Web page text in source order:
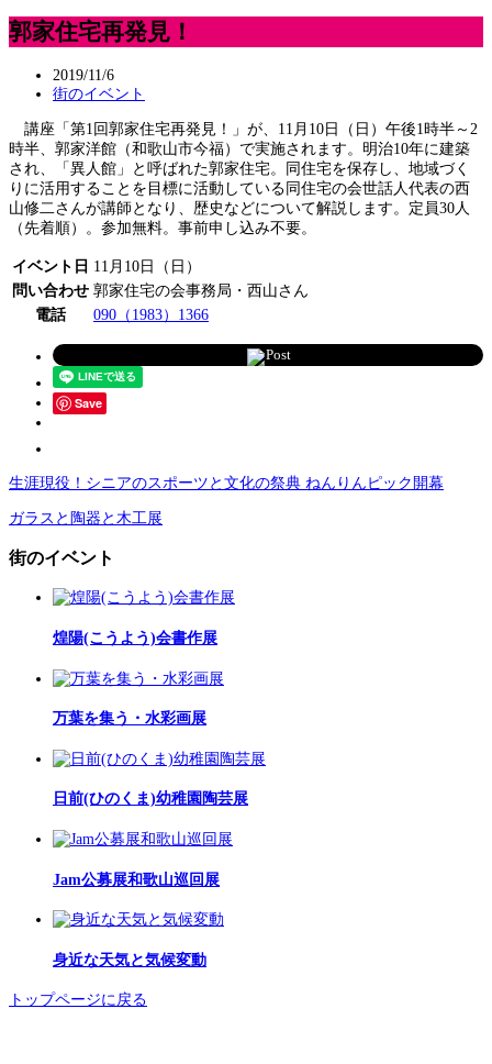
郭家住宅再発見！
2019/11/6
街のイベント
講座「第1回郭家住宅再発見！」が、11月10日（日）午後1時半～2
時半、郭家洋館（和歌山市今福）で実施されます。明治10年に建築
され、「異人館」と呼ばれた郭家住宅。同住宅を保存し、地域づく
りに活用することを目標に活動している同住宅の会世話人代表の西
山修二さんが講師となり、歴史などについて解説します。定員30人
（先着順）。参加無料。事前申し込み不要。
イベント日 11月10日（日）
問い合わせ 郭家住宅の会事務局・西山さん
電話
090（1983）1366
Post
Save
生涯現役！シニアのスポーツと文化の祭典 ねんりんピック開幕
ガラスと陶器と木工展
街のイベント
煌陽(こうよう)会書作展
万葉を集う・水彩画展
日前(ひのくま)幼稚園陶芸展
Jam公募展和歌山巡回展
身近な天気と気候変動
トップページに戻る